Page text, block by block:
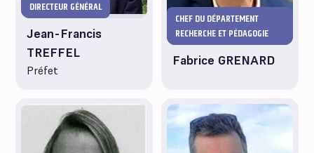
DIRECTEUR GÉNÉRAL
Jean-Francis
TREFFEL
Préfet
CHEF DU DÉPARTEMENT
RECHERCHE ET PÉDAGOGIE
Fabrice GRENARD